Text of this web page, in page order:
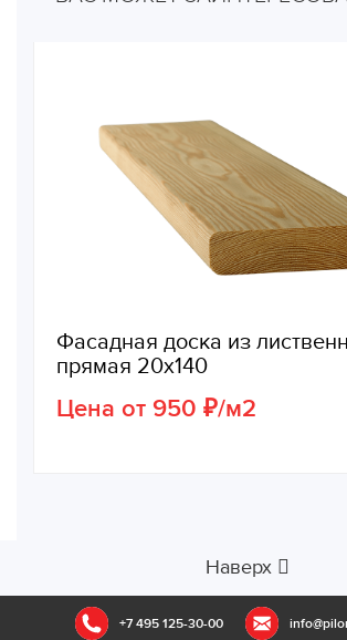
Фасадная доска из
прямая 20х140
Цена от 950 ₽/м2
Наверх
+7 495 125-30-00